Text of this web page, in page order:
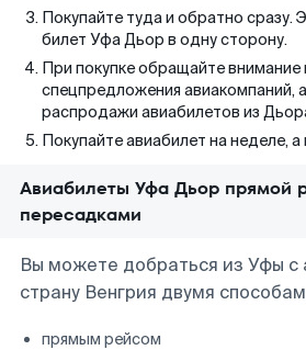
Покупайте туда и обратно сразу.
билет Уфа Дьор в одну сторону.
При покупке обращайте внимание
спецпредложения авиакомпаний,
распродажи авиабилетов из
Покупайте авиабилет на неделе,
Авиабилеты Уфа Дьор прямой
пересадками
Вы можете добраться из Уфы с
страну Венгрия двумя
прямым рейсом